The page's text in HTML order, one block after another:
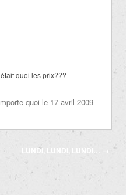
quoi les prix???
quoi le 17 avril 2009
LUNDI, LUNDI, LUNDI…